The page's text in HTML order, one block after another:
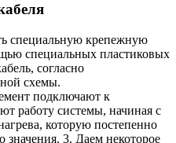
специальную крепежную
специальных пластиковых
согласно
схемы.
подключают к
работу системы, начиная с
которую постепенно
значения. 3. Даем некоторое